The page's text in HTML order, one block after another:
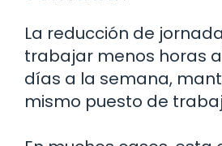
La reducción de
trabajar menos horas
días a la semana,
mismo puesto de